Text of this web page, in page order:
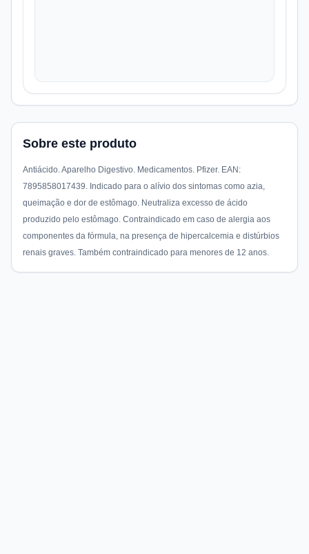
Sobre este produto
Antiácido. Aparelho Digestivo. Medicamentos. Pfizer. EAN:
7895858017439. Indicado para o alívio dos sintomas como azia,
queimação e dor de estômago. Neutraliza excesso de ácido
produzido pelo estômago. Contraindicado em caso de alergia aos
componentes da fórmula, na presença de hipercalcemia e distúrbios
renais graves. Também contraindicado para menores de 12 anos.